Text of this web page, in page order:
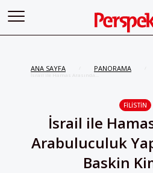
ANA SAYFA PANORAMA
İsrail ile Hamas Arasında
FILISTIN
İsrail ile
Arabuluculuk
Baskin